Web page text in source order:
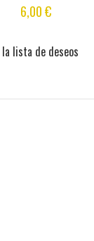
6,00€
lista de deseos